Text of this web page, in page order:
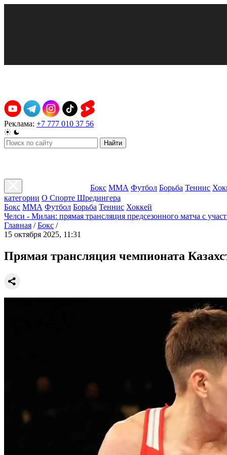
Реклама: +7 777 010 37 56
Найти
Бокс ММА Футбол Борьба Теннис
категории О Спорте Шредингера
Бокс ММА Футбол Борьба Теннис Хоккей
Челси - Милан: прямая трансляция предсезонного матча с
Главная / Бокс /
15 октября 2025, 11:31
Прямая трансляция чемпионата